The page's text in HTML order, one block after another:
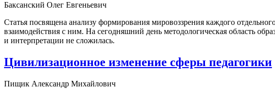
Баксанский Олег Евгеньевич
Статья посвящена анализу формирования мировоззрения каждого
взаимодействия с ним. На сегодняшний день методологическая область
и интерпретации не сложилась.
Цивилизационное изменение сферы педагогики
Пищик Александр Михайлович